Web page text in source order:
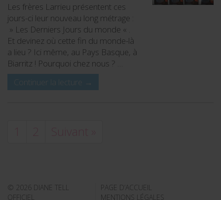
Les frères Larrieu présentent ces
jours-ci leur nouveau long métrage :
» Les Derniers Jours du monde « .
Et devinez où cette fin du monde-là
a lieu ? Ici même, au Pays Basque, à
Biarritz ! Pourquoi chez nous ? …
Continuer la lecture
→
© 2026 DIANE TELL
OFFICIEL
PAGE D’ACCUEIL
MENTIONS LÉGALES